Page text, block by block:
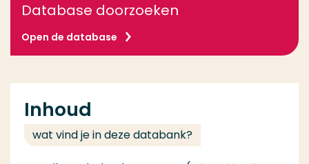
Database doorzoeken
Open de database
Inhoud
wat vind je in deze databank?